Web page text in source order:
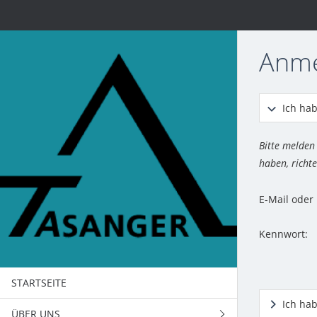
STARTSEITE
ÜBER UNS
Ich
Bitte
haben,
E-Mail
Kennwort:
Ich